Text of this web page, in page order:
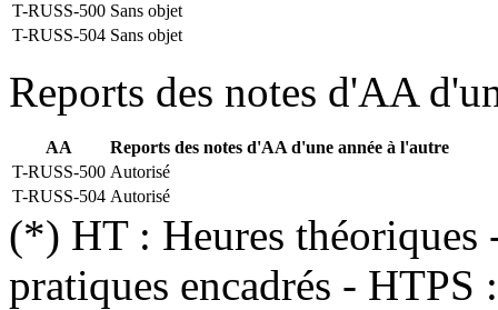
T-RUSS-500 Sans objet
T-RUSS-504 Sans objet
Reports des notes d'AA
AA
Reports des notes d'AA d'une année à l'autre
T-RUSS-500 Autorisé
T-RUSS-504 Autorisé
(*) HT : Heures théoriques
pratiques encadrés - HTPS